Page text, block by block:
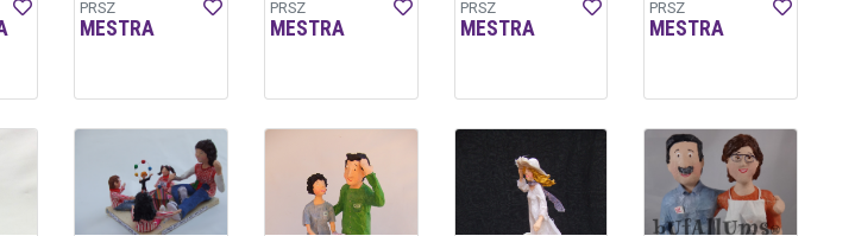
PRSZ
MESTRA
PRSZ
MESTRA
PRSZ
MESTRA
PRSZ
MESTRA